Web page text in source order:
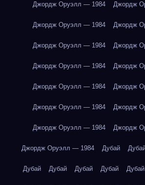
Джордж Оруэлл — 1984 Джордж
Джордж Оруэлл — 1984 Джордж
Джордж Оруэлл — 1984 Джордж
Джордж Оруэлл — 1984 Джордж
Джордж Оруэлл — 1984 Джордж
Джордж Оруэлл — 1984 Джордж
Джордж Оруэлл — 1984 Джордж
Джордж Оруэлл — 1984 Дубай
Дубай Дубай Дубай Дубай Дубай